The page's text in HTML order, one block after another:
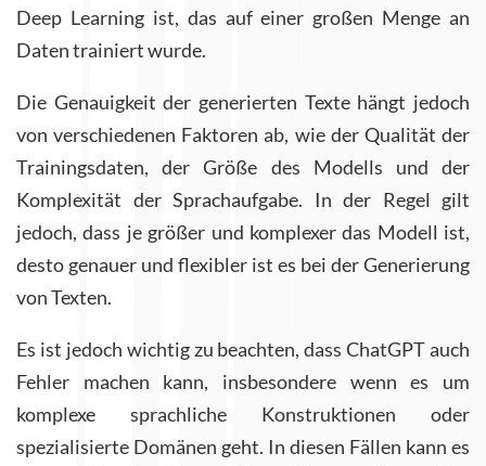
Deep Learning ist, das auf einer großen Menge an
Daten trainiert wurde.
Die Genauigkeit der generierten Texte hängt jedoch
von verschiedenen Faktoren ab, wie der Qualität der
Trainingsdaten, der Größe des Modells und der
Komplexität der Sprachaufgabe. In der Regel gilt
jedoch, dass je größer und komplexer das Modell ist,
desto genauer und flexibler ist es bei der Generierung
von Texten.
Es ist jedoch wichtig zu beachten, dass ChatGPT auch
Fehler machen kann, insbesondere wenn es um
komplexe sprachliche Konstruktionen oder
spezialisierte Domänen geht. In diesen Fällen kann es